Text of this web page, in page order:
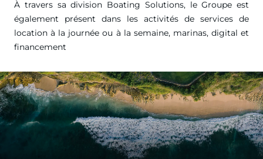
À travers sa division Boating Solutions, le Groupe est
également présent dans les activités de services de
location à la journée ou à la semaine, marinas, digital et
financement